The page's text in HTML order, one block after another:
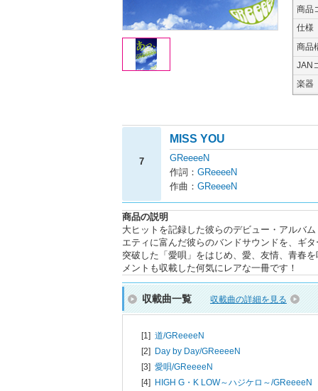
商品
仕様
商品
JAN
楽器
7
MISS YOU
GReeeeN
作詞： GReeeeN
作曲： GReeeeN
商品の説明
大ヒットを記録した彼らのデビュー・アルバ
エティに富んだ彼らのバンドサウンドを、ギ
突破した「愛唄」をはじめ、愛、友情、青春
メントも収載した何気にレアな一冊です！
収載曲一覧 収載曲の詳細を見る
[1] 道/GReeeeN
[2] Day by Day/GReeeeN
[3] 愛唄/GReeeeN
[4] HIGH G・K LOW～ハジケロ～/GReeeeN